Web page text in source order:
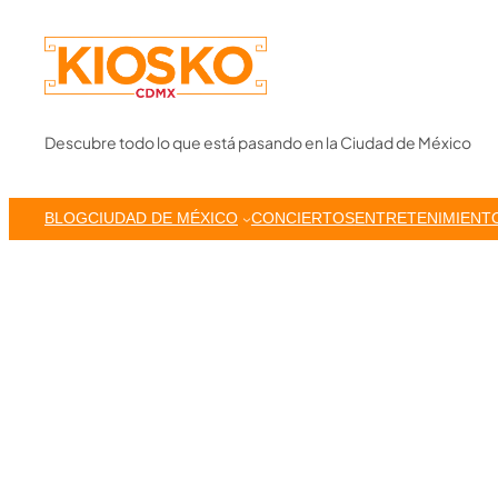
content
Descubre todo lo que está pasando en la Ciudad de México
BLOGCIUDAD DE MÉXICO CONCIERTOS